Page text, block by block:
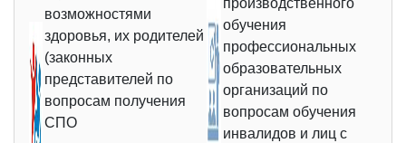
возможностями
здоровья, их родителей
(законных
представителей по
вопросам получения
СПО
производственного
обучения
профессиональных
образовательных
организаций по
вопросам обучения
инвалидов и лиц с